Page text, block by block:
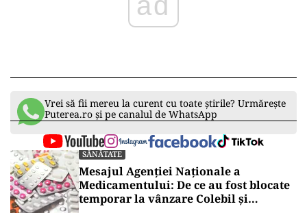
Vrei să fii mereu la curent cu toate știrile? Urmărește
Puterea.ro și pe canalul de WhatsApp
SĂNĂTATE
Mesajul Agenției Naționale a
Medicamentului: De ce au fost blocate
temporar la vânzare Colebil și